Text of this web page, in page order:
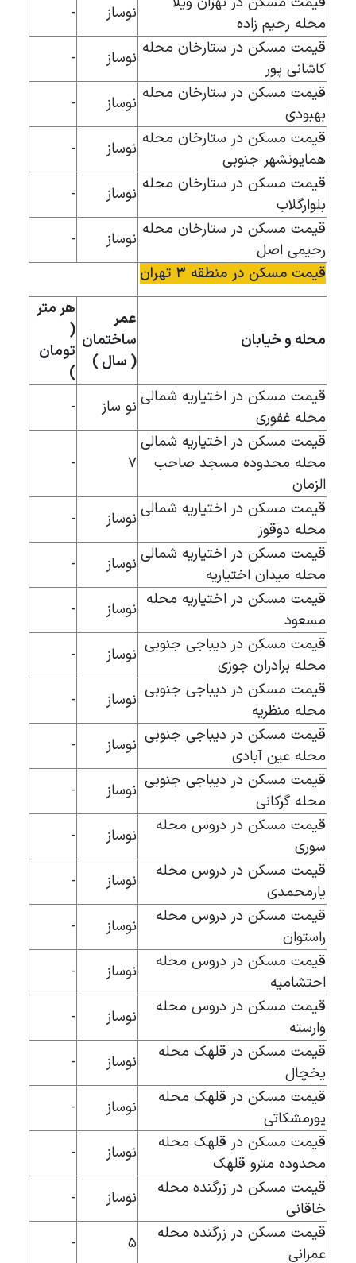
محله رحیم زاده
نوساز
-
قیمت مسکن در ستارخان محله
کاشانی پور
نوساز
-
قیمت مسکن در ستارخان محله
بهبودی
نوساز
-
قیمت مسکن در ستارخان محله
همایونشهر جنوبی
نوساز
-
قیمت مسکن در ستارخان محله
بلوارگلاب
نوساز
-
قیمت مسکن در ستارخان محله
رحیمی اصل
نوساز
-
قیمت مسکن در منطقه ۳ تهران
محله و خیابان
عمر
ساختمان
( سال )
هر متر
(
تومان
)
قیمت مسکن در اختیاریه شمالی
محله غفوری
نو ساز
-
قیمت مسکن در اختیاریه شمالی
محله محدوده مسجد صاحب
الزمان
۷ -
قیمت مسکن در اختیاریه شمالی
محله دوقوز
نوساز
-
قیمت مسکن در اختیاریه شمالی
محله میدان اختیاریه
نوساز
-
قیمت مسکن در اختیاریه محله
مسعود
نوساز
-
قیمت مسکن در دیباجی جنوبی
محله برادران جوزی
نوساز
-
قیمت مسکن در دیباجی جنوبی
محله منظریه
نوساز
-
قیمت مسکن در دیباجی جنوبی
محله عین آبادی
نوساز
-
قیمت مسکن در دیباجی جنوبی
محله گرکانی
نوساز
-
قیمت مسکن در دروس محله
سوری
نوساز
-
قیمت مسکن در دروس محله
یارمحمدی
نوساز
-
قیمت مسکن در دروس محله
راستوان
نوساز
-
قیمت مسکن در دروس محله
احتشامیه
نوساز
-
قیمت مسکن در دروس محله
وارسته
نوساز
-
قیمت مسکن در قلهک محله
یخچال
نوساز
-
قیمت مسکن در قلهک محله
پورمشکاتی
نوساز
-
قیمت مسکن در قلهک محله
محدوده مترو قلهک
نوساز
-
قیمت مسکن در زرگنده محله
خاقانی
نوساز
-
قیمت مسکن در زرگنده محله
عمرانی
۵ -